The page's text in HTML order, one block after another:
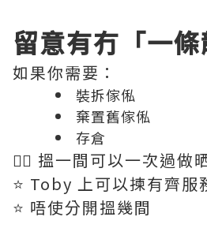
留意有冇「一條
如果你需要：
裝拆傢俬
棄置舊傢俬
存倉
👉🏻 搵一間可以一次過做
⭐️ Toby 上可以揀有齊服
⭐️ 唔使分開搵幾間